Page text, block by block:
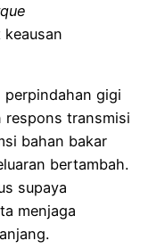
gigi
respons transmisi
bahan bakar
bertambah.
supaya
menjaga